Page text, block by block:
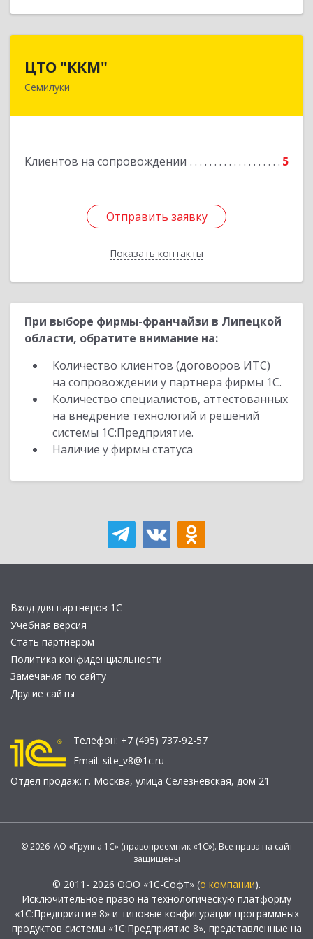
ЦТО "ККМ"
Семилуки
Клиентов на сопровождении 5
Отправить заявку
Показать контакты
Отправить заявку
Назад
При выборе фирмы-франчайзи в Липецкой
области, обратите внимание на:
Количество клиентов (договоров ИТС)
на сопровождении у партнера фирмы 1С.
Количество специалистов, аттестованных
на внедрение технологий и решений
системы 1С:Предприятие.
Наличие у фирмы статуса
Вход для партнеров 1С
Учебная версия
Стать партнером
Политика конфиденциальности
Замечания по сайту
Другие сайты
Телефон: +7 (495) 737-92-57
Email: site_v8@1c.ru
Отдел продаж: г. Москва, улица Селезнёвская, дом 21
© 2026 АО «Группа 1С» (правопреемник «1С»). Все права на сайт
защищены
© 2011- 2026 ООО «1С-Софт» (о компании).
Исключительное право на технологическую платформу
«1С:Предприятие 8» и типовые конфигурации программных
продуктов системы «1С:Предприятие 8», представленные на